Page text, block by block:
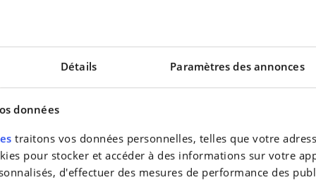
Détails Paramètres des annonces
données
traitons vos données personnelles, telles que votre
pour stocker et accéder à des informations sur votre
d'effectuer des mesures de performance des
Découvrez notre essai
taux !